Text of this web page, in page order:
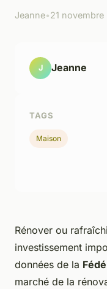
Jeanne•21 novembre
Rénover ou
investissement
données de la
marché de la
J Jeanne
TAGS
Maison